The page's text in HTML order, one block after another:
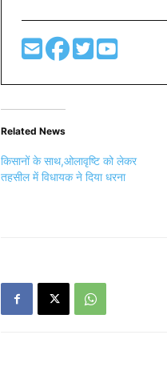
Related News
किसानों के साथ,ओलावृष्टि को लेकर
तहसील में विधायक ने दिया धरना